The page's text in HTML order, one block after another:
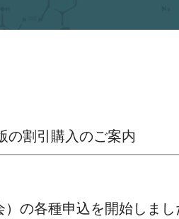
の割引購入のご案内
の各種申込を開始しまし